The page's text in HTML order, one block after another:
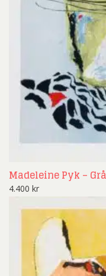
Madeleine Pyk –
4.400 kr